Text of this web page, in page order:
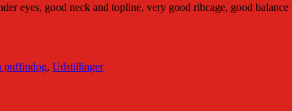
eyes, good neck and topline, very good ribcage, good
puffindog, Udstillinger